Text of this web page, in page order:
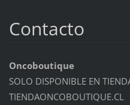
Contacto
Oncoboutique
SOLO DISPONIBLE EN
TIENDAONCOBOUTIQUE.CL